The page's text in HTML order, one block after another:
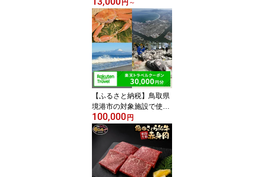
使用！かにめし・かに雑
炊セット(4～6食) | かに
めし カニ飯 蟹飯 雑炊 カ
ニ雑炊 かに雑炊 海鮮ご
飯 海鮮 魚介 魚介類 紅ズ
ワイガニ 手軽
円 ～
【ふるさと納税】鳥取県
境港市の対象施設で使え
る楽天トラベルクーポン
寄附額100,000円
100,000 円